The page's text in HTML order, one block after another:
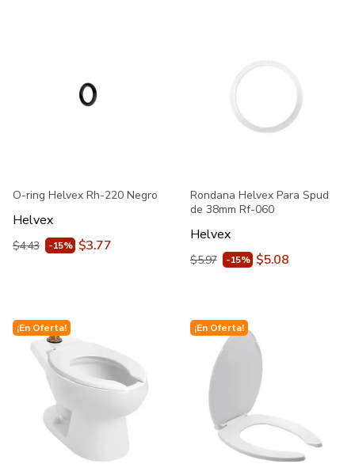
O-ring Helvex Rh-220 Negro
Helvex
$4.43 -15% $3.77
Rondana Helvex Para Spud
de 38mm Rf-060
Helvex
$5.97 -15% $5.08
¡En Oferta! ¡En Oferta!